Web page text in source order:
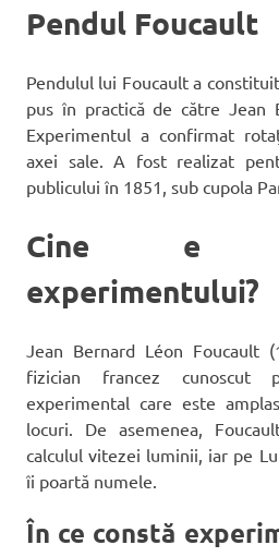
Pendul Foucault
Pendulul lui Foucault a
pus în practică de către Jean
Experimentul a confirmat
axei sale. A fost realizat
publicului în 1851, sub cupola
Cine e
experimentului?
Jean Bernard Léon Foucault
fizician francez cunoscut
experimental care este
locuri. De asemenea,
calculul vitezei luminii, iar pe
îi poartă numele.
În ce constă